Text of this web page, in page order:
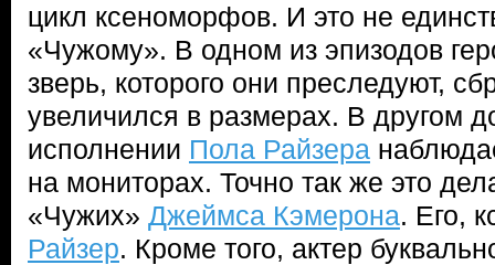
цикл ксеноморфов. И это не
«Чужому». В одном из эпизодов
зверь, которого они преследуют,
увеличился в размерах. В другом
исполнении Пола Райзера
на мониторах. Точно так же это
«Чужих» Джеймса Кэмерона. Его,
Райзер. Кроме того, актер